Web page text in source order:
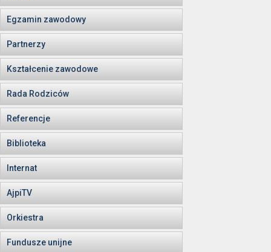
Egzamin zawodowy
Partnerzy
Kształcenie zawodowe
Rada Rodziców
Referencje
Biblioteka
Internat
AjpiTV
Orkiestra
Fundusze unijne